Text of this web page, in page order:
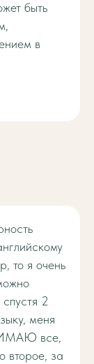
быть
в
то я очень
2
меня
все,
второе, за